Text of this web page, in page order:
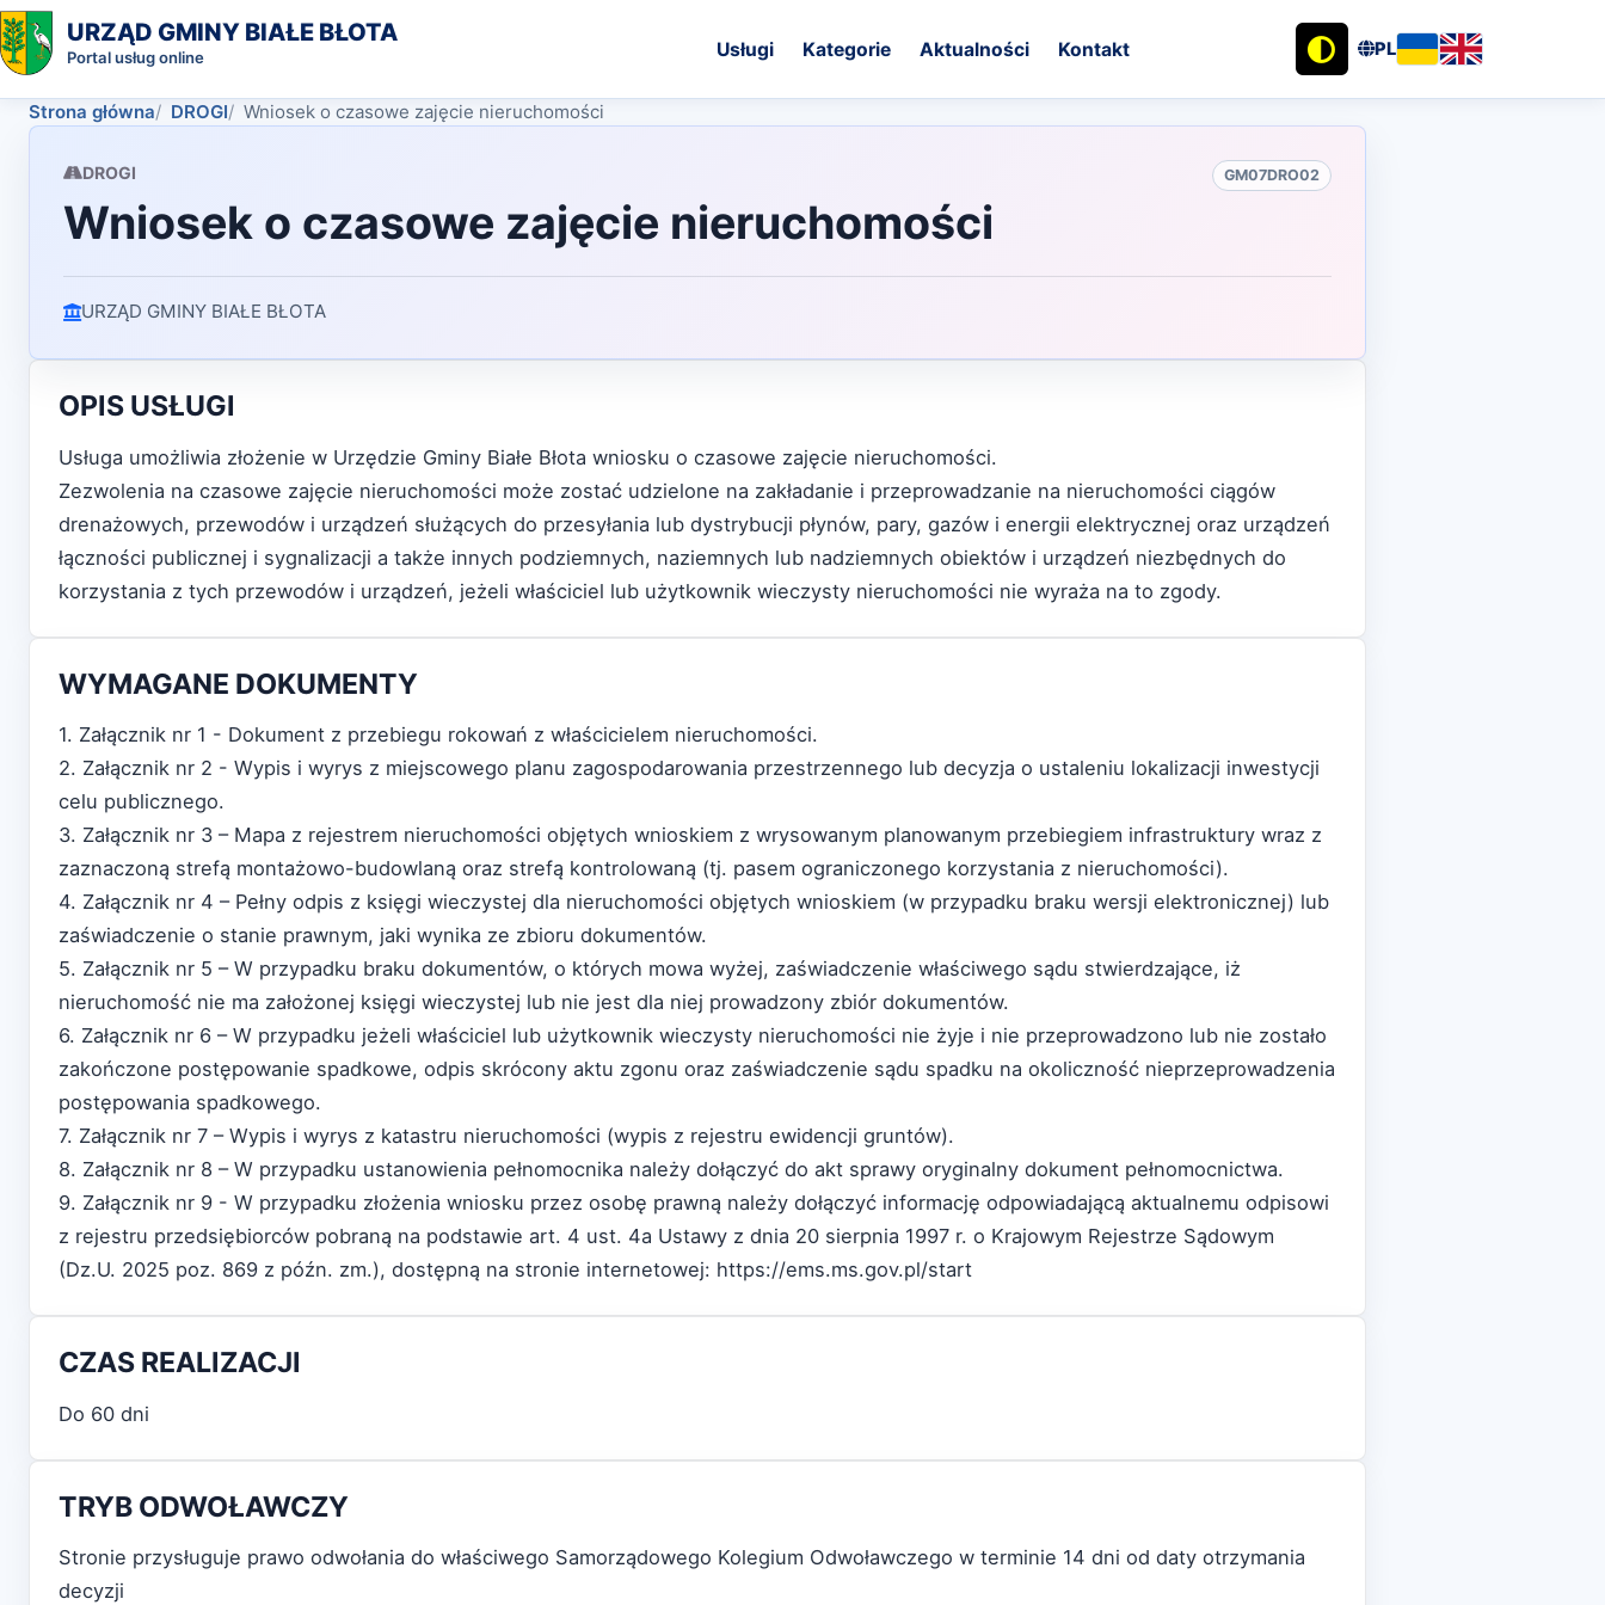
URZĄD GMINY BIAŁE BŁOTA
Portal usług online Usługi Kategorie Aktualności Kontakt PL
Strona główna DROGI Wniosek o czasowe zajęcie nieruchomości
DROGI GM07DRO02
Wniosek o czasowe zajęcie nieruchomości
URZĄD GMINY BIAŁE BŁOTA
OPIS USŁUGI
Usługa umożliwia złożenie w Urzędzie Gminy Białe Błota wniosku o czasowe zajęcie nieruchomości.
Zezwolenia na czasowe zajęcie nieruchomości może zostać udzielone na zakładanie i przeprowadzanie na nieruchomości ciągów
drenażowych, przewodów i urządzeń służących do przesyłania lub dystrybucji płynów, pary, gazów i energii elektrycznej oraz urządzeń
łączności publicznej i sygnalizacji a także innych podziemnych, naziemnych lub nadziemnych obiektów i urządzeń niezbędnych do
korzystania z tych przewodów i urządzeń, jeżeli właściciel lub użytkownik wieczysty nieruchomości nie wyraża na to zgody.
WYMAGANE DOKUMENTY
1. Załącznik nr 1 - Dokument z przebiegu rokowań z właścicielem nieruchomości.
2. Załącznik nr 2 - Wypis i wyrys z miejscowego planu zagospodarowania przestrzennego lub decyzja o ustaleniu lokalizacji inwestycji
celu publicznego.
3. Załącznik nr 3 – Mapa z rejestrem nieruchomości objętych wnioskiem z wrysowanym planowanym przebiegiem infrastruktury wraz z
zaznaczoną strefą montażowo-budowlaną oraz strefą kontrolowaną (tj. pasem ograniczonego korzystania z nieruchomości).
4. Załącznik nr 4 – Pełny odpis z księgi wieczystej dla nieruchomości objętych wnioskiem (w przypadku braku wersji elektronicznej) lub
zaświadczenie o stanie prawnym, jaki wynika ze zbioru dokumentów.
5. Załącznik nr 5 – W przypadku braku dokumentów, o których mowa wyżej, zaświadczenie właściwego sądu stwierdzające, iż
nieruchomość nie ma założonej księgi wieczystej lub nie jest dla niej prowadzony zbiór dokumentów.
6. Załącznik nr 6 – W przypadku jeżeli właściciel lub użytkownik wieczysty nieruchomości nie żyje i nie przeprowadzono lub nie zostało
zakończone postępowanie spadkowe, odpis skrócony aktu zgonu oraz zaświadczenie sądu spadku na okoliczność nieprzeprowadzenia
postępowania spadkowego.
7. Załącznik nr 7 – Wypis i wyrys z katastru nieruchomości (wypis z rejestru ewidencji gruntów).
8. Załącznik nr 8 – W przypadku ustanowienia pełnomocnika należy dołączyć do akt sprawy oryginalny dokument pełnomocnictwa.
9. Załącznik nr 9 - W przypadku złożenia wniosku przez osobę prawną należy dołączyć informację odpowiadającą aktualnemu odpisowi
z rejestru przedsiębiorców pobraną na podstawie art. 4 ust. 4a Ustawy z dnia 20 sierpnia 1997 r. o Krajowym Rejestrze Sądowym
(Dz.U. 2025 poz. 869 z późn. zm.), dostępną na stronie internetowej: https://ems.ms.gov.pl/start
CZAS REALIZACJI
Do 60 dni
TRYB ODWOŁAWCZY
Stronie przysługuje prawo odwołania do właściwego Samorządowego Kolegium Odwoławczego w terminie 14 dni od daty otrzymania
decyzji